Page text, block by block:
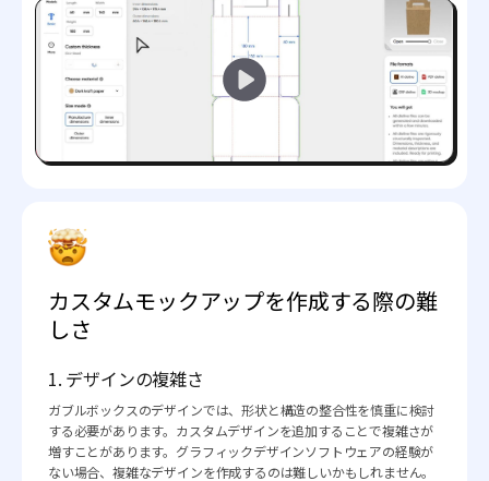
カスタムモックアップを作成する際の難
しさ
1. デザインの複雑さ
ガブルボックスのデザインでは、形状と構造の整合性を慎重に検討
する必要があります。カスタムデザインを追加することで複雑さが
増すことがあります。グラフィックデザインソフトウェアの経験が
ない場合、複雑なデザインを作成するのは難しいかもしれません。